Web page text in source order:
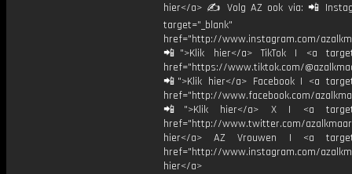
hier</a> ✍ Volg AZ ook via: 📲
target="_blank"
href="http://www.instagram.com/
📲">Klik hier</a> TikTok | <a
href="https://www.tiktok.com/
📲">Klik hier</a> Facebook | <a
href="http://www.facebook.com/
📲">Klik hier</a> X | <a
href="http://www.twitter.com/
hier</a> AZ Vrouwen | <a
href="http://www.instagram.com/
hier</a>